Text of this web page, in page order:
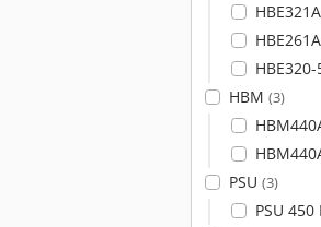
HBM (3)
PSU (3)
PSU 450